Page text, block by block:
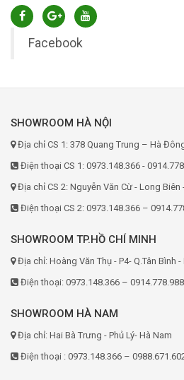
Facebook
SHOWROOM HÀ NỘI
Địa chỉ CS 1: 378 Quang Trung – Hà
Điện thoại CS 1: 0973.148.366 -
Địa chỉ CS 2: Nguyễn Văn Cừ - Long Biên
Điện thoại CS 2: 0973.148.366 –
SHOWROOM TP.HỒ CHÍ MINH
Địa chỉ: Hoàng Văn Thụ - P4- Q.Tân Bình -
Điện thoại: 0973.148.366 – 0914.778.988
SHOWROOM HÀ NAM
Địa chỉ: Hai Bà Trưng - Phủ Lý- Hà Nam
Điện thoại : 0973.148.366 –